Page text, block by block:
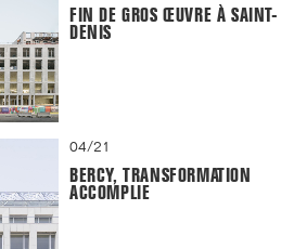
FIN DE GROS ŒUVRE À SAINT-
DENIS
04/21
BERCY, TRANSFORMATION
ACCOMPLIE